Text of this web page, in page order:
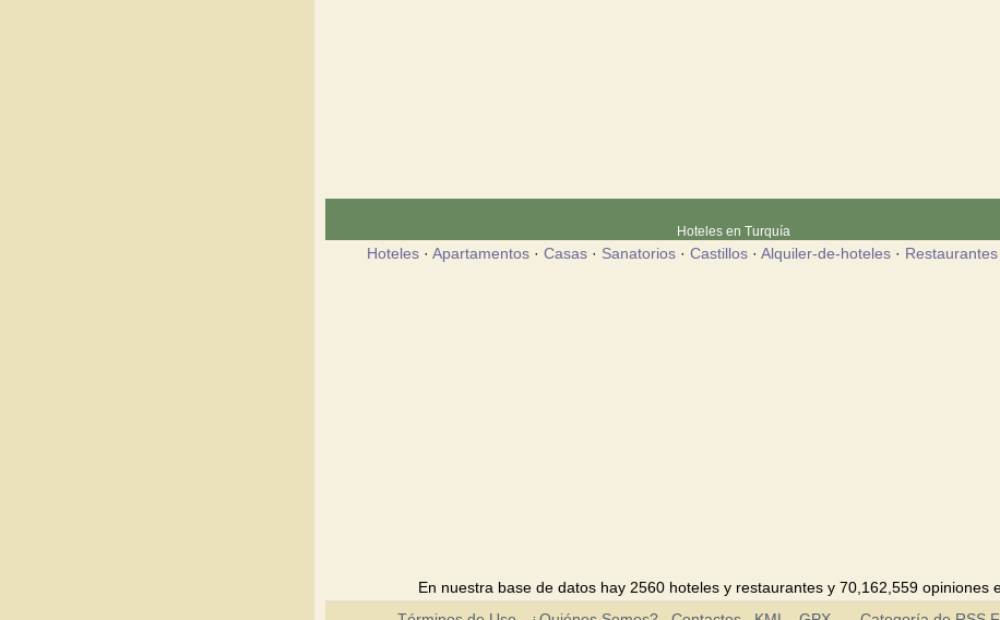
Hoteles en Turquía
Hoteles· Apartamentos· Casas· Sanatorios· Castillos· Alquiler-de-hoteles· Restaurantes
En nuestra base de datos hay 2560 hoteles y restaurantes y 70,162,559 opiniones